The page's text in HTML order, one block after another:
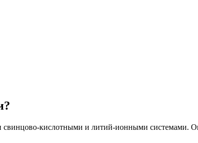
кислотными и литий-ионными системами.